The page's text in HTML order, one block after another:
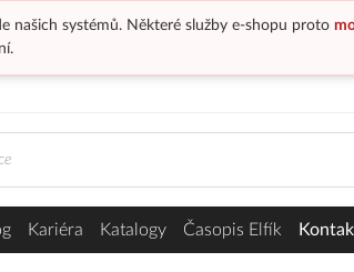
našich systémů. Některé služby e-shopu proto
Kariéra Katalogy Časopis Elfík